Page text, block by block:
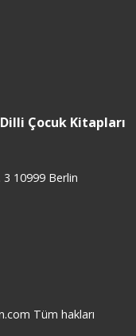
Çocuk Kitapları
10999 Berlin
Tüm hakları